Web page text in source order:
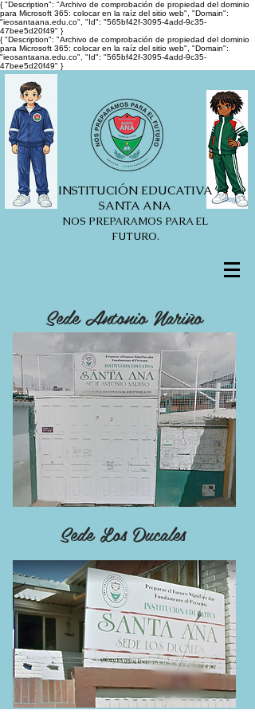
{ "Description": "Archivo de comprobación de propiedad del dominio
para Microsoft 365: colocar en la raíz del sitio web", "Domain":
"ieosantaana.edu.co", "Id": "565bf42f-3095-4add-9c35-
47bee5d20f49" }
{ "Description": "Archivo de comprobación de propiedad del dominio
para Microsoft 365: colocar en la raíz del sitio web", "Domain":
"ieosantaana.edu.co", "Id": "565bf42f-3095-4add-9c35-
47bee5d20f49" }
INSTITUCIÓN EDUCATIVA
SANTA ANA
NOS PREPARAMOS PARA EL
FUTURO.
Sede Antonio Nariño
Sede Los Ducales